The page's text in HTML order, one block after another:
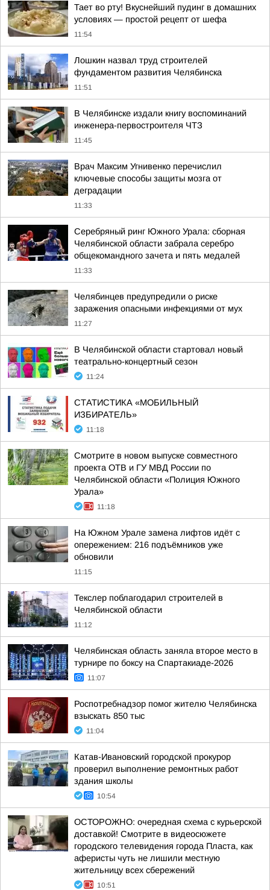
Тает во рту! Вкуснейший пудинг в домашних
условиях — простой рецепт от шефа
11:54
Лошкин назвал труд строителей
фундаментом развития Челябинска
11:51
В Челябинске издали книгу воспоминаний
инженера-первостроителя ЧТЗ
11:45
Врач Максим Угнивенко перечислил
ключевые способы защиты мозга от
деградации
11:33
Серебряный ринг Южного Урала: сборная
Челябинской области забрала серебро
общекомандного зачета и пять медалей
11:33
Челябинцев предупредили о риске
заражения опасными инфекциями от мух
11:27
В Челябинской области стартовал новый
театрально-концертный сезон
11:24
СТАТИСТИКА «МОБИЛЬНЫЙ
ИЗБИРАТЕЛЬ»
11:18
Смотрите в новом выпуске совместного
проекта ОТВ и ГУ МВД России по
Челябинской области «Полиция Южного
Урала»
11:18
На Южном Урале замена лифтов идёт с
опережением: 216 подъёмников уже
обновили
11:15
Текслер поблагодарил строителей в
Челябинской области
11:12
Челябинская область заняла второе место в
турнире по боксу на Спартакиаде-2026
11:07
Роспотребнадзор помог жителю Челябинска
взыскать 850 тыс
11:04
Катав-Ивановский городской прокурор
проверил выполнение ремонтных работ
здания школы
10:54
ОСТОРОЖНО: очередная схема с курьерской
доставкой! Смотрите в видеосюжете
городского телевидения города Пласта, как
аферисты чуть не лишили местную
жительницу всех сбережений
10:51